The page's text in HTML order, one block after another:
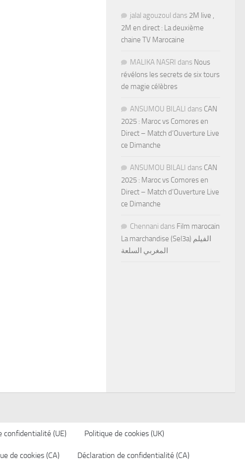
jalal agouzoul dans 2M live ,
2M en direct : La deuxième
chaine TV Marocaine
MALIKA NASRI dans Nous
révélons les secrets de six tours
de magie célèbres
ANSUMOU BILALI dans CAN
2025 : Maroc vs Comores en
Direct – Match d’Ouverture Live
ce Dimanche
ANSUMOU BILALI dans CAN
2025 : Maroc vs Comores en
Direct – Match d’Ouverture Live
ce Dimanche
Chennani dans Film marocain
La marchandise (Sel3a) الفيلم
المغربي السلعة
confidentialité (UE) Politique de cookies (UK)
de cookies (CA) Déclaration de confidentialité (CA)